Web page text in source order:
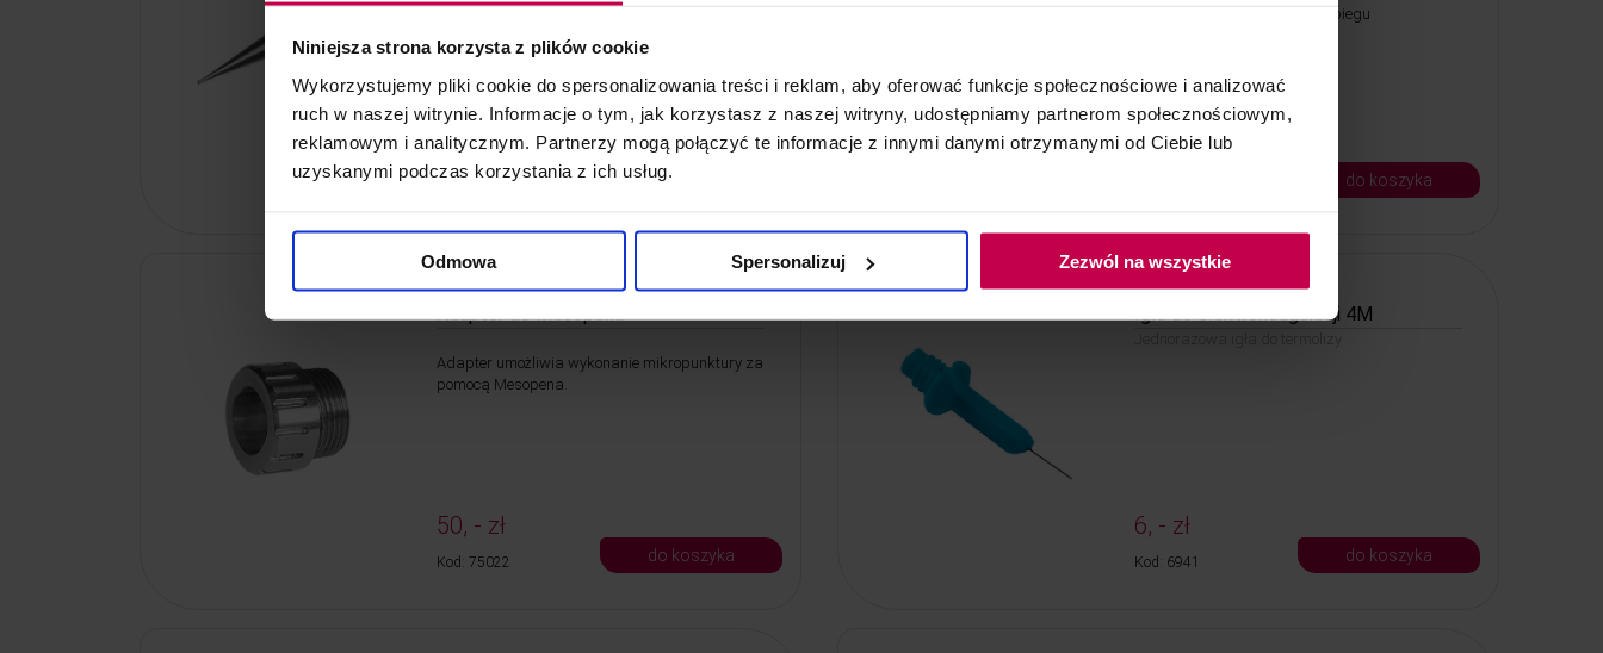
Niniejsza strona korzysta z plików cookie
Wykorzystujemy pliki cookie do spersonalizowania treści i reklam, aby oferować funkcje społecznościowe i analizować
ruch w naszej witrynie. Informacje o tym, jak korzystasz z naszej witryny, udostępniamy partnerom społecznościowym,
reklamowym i analitycznym. Partnerzy mogą połączyć te informacje z innymi danymi otrzymanymi od Ciebie lub
uzyskanymi podczas korzystania z ich usług.
Odmowa Spersonalizuj Zezwól na wszystkie
10, - zł
do koszyka
Urządzenie do wykonania zabiegu
299, - zł
do koszyka
Adapter do Mesopena
Adapter umożliwia wykonanie mikropunktury za
pomocą Mesopena.
50, - zł
Kod: 75022 do koszyka
Igła do elektrokoagulacji 4M
6, - zł
Kod: 6941 do koszyka